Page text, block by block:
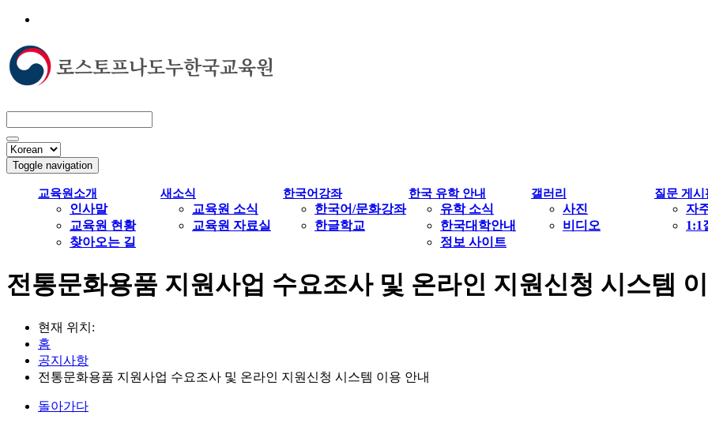
Toggle navigation
교육원소개
인사말
교육원 현황
찾아오는 길
새소식
교육원 소식
교육원 자료실
한국어강좌
한국어/문화강좌
한글학교
한국 유학 안내
유학 소식
한국대학안내
정보 사이트
갤러리
사진
비디오
질문 게시
자
1:1
전통문화용품 지원사업 수요조사 및 온라인 지원신청 시스템
현재 위치:
홈
공지사항
전통문화용품 지원사업 수요조사 및 온라인 지원신청 시스템 이용 안내
돌아가다